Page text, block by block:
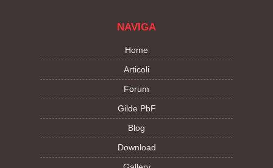
NAVIGA
Home
Articoli
Forum
Gilde PbF
Blog
Download